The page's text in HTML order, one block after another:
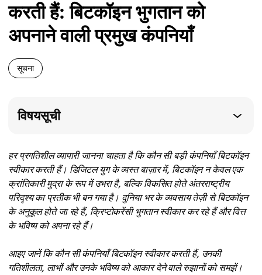
करती हैं: बिटकॉइन भुगतान को
अपनाने वाली प्रमुख कंपनियाँ
सूचना
विषयसूची
हर प्रगतिशील व्यापारी जानना चाहता है कि कौन सी बड़ी कंपनियाँ बिटकॉइन
स्वीकार करती हैं। डिजिटल युग के व्यस्त बाज़ार में, बिटकॉइन न केवल एक
क्रांतिकारी मुद्रा के रूप में उभरा है, बल्कि विकसित होते अंतरराष्ट्रीय
परिदृश्य का प्रतीक भी बन गया है। दुनिया भर के व्यवसाय तेज़ी से बिटकॉइन
के अनुकूल होते जा रहे हैं, क्रिप्टोकरेंसी भुगतान स्वीकार कर रहे हैं और वित्त
के भविष्य को अपना रहे हैं।
आइए जानें कि कौन सी कंपनियाँ बिटकॉइन स्वीकार करती हैं, उनकी
गतिशीलता, लाभों और उनके भविष्य को आकार देने वाले रुझानों को समझें।